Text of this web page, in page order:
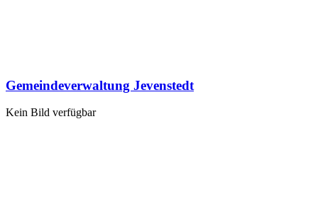
Gemeindeverwaltung Jevenstedt
Kein Bild verfügbar